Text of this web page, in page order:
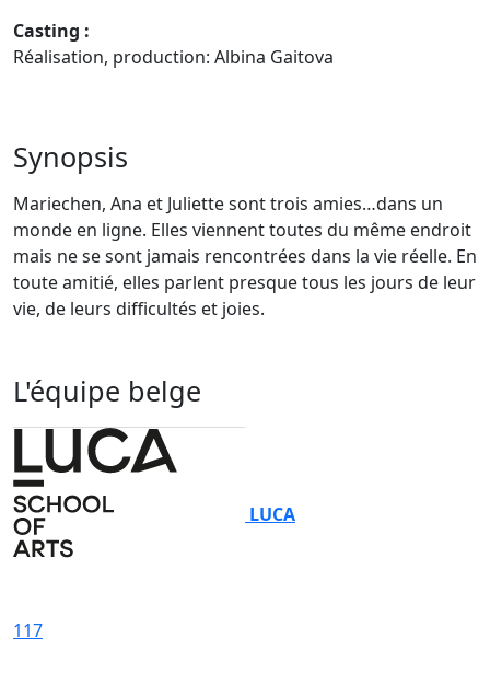
Casting :
Réalisation, production: Albina Gaitova
Synopsis
Mariechen, Ana et Juliette sont trois amies…dans un
monde en ligne. Elles viennent toutes du même endroit
mais ne se sont jamais rencontrées dans la vie réelle. En
toute amitié, elles parlent presque tous les jours de leur
vie, de leurs difficultés et joies.
L'équipe belge
LUCA
117